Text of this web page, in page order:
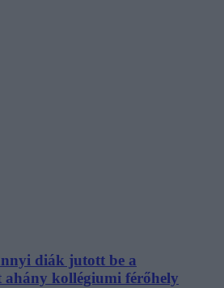
diák jutott be a
ahány kollégiumi férőhely